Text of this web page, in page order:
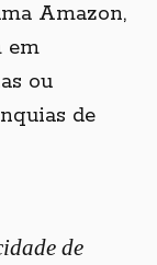
Amazon,
em
ou
de
de